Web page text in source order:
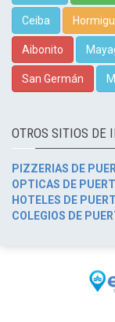
Ceiba
Aibonito
San Germán
OTROS SITIOS DE
PIZZERIAS DE
OPTICAS DE
HOTELES DE
COLEGIOS DE